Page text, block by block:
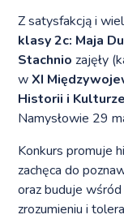
Z satysfakcją i
klasy 2c: Maja
Stachnio zajęły
wXI
Historii i
Namysłowie 29
Konkurs promuje
zachęca do
oraz buduje
zrozumieniu i